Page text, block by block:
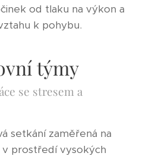
od tlaku na výkon a
k pohybu.
týmy
se stresem a
setkání zaměřená na
prostředí vysokých